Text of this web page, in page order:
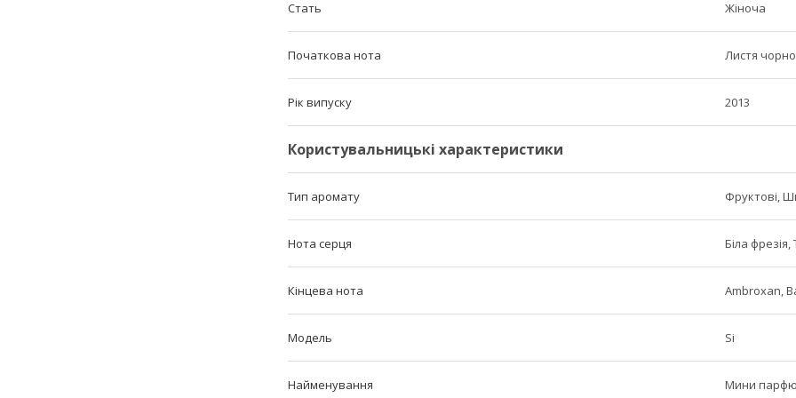
Стать Жіноча
Початкова нота Листя
Рік випуску 2013
Користувальницькі характеристики
Тип аромату Фруктові,
Нота серця Біла
Кінцева нота Ambroxan,
Мoдель Si
Найменування Мини